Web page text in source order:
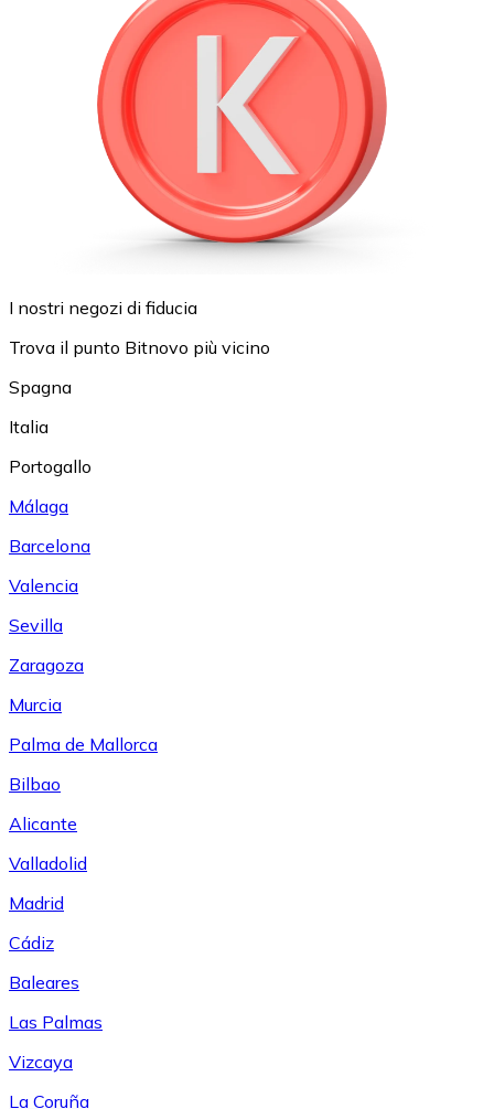
I nostri negozi di fiducia
Trova il punto Bitnovo più vicino
Spagna
Italia
Portogallo
Málaga
Barcelona
Valencia
Sevilla
Zaragoza
Murcia
Palma de Mallorca
Bilbao
Alicante
Valladolid
Madrid
Cádiz
Baleares
Las Palmas
Vizcaya
La Coruña